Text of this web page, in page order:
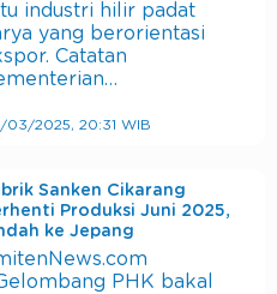
industri hilir padat
yang berorientasi
Catatan
03/2025, 20:31 WIB
Sanken Cikarang
Produksi Juni 2025,
ke Jepang
PHK bakal